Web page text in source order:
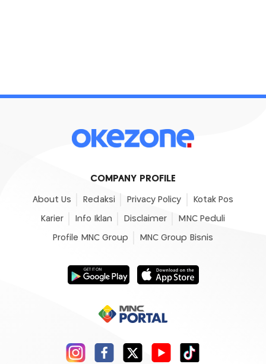
COMPANY PROFILE
About Us Redaksi Privacy Policy Kotak Pos
Karier Info Iklan Disclaimer MNC Peduli
Profile MNC Group MNC Group Bisnis